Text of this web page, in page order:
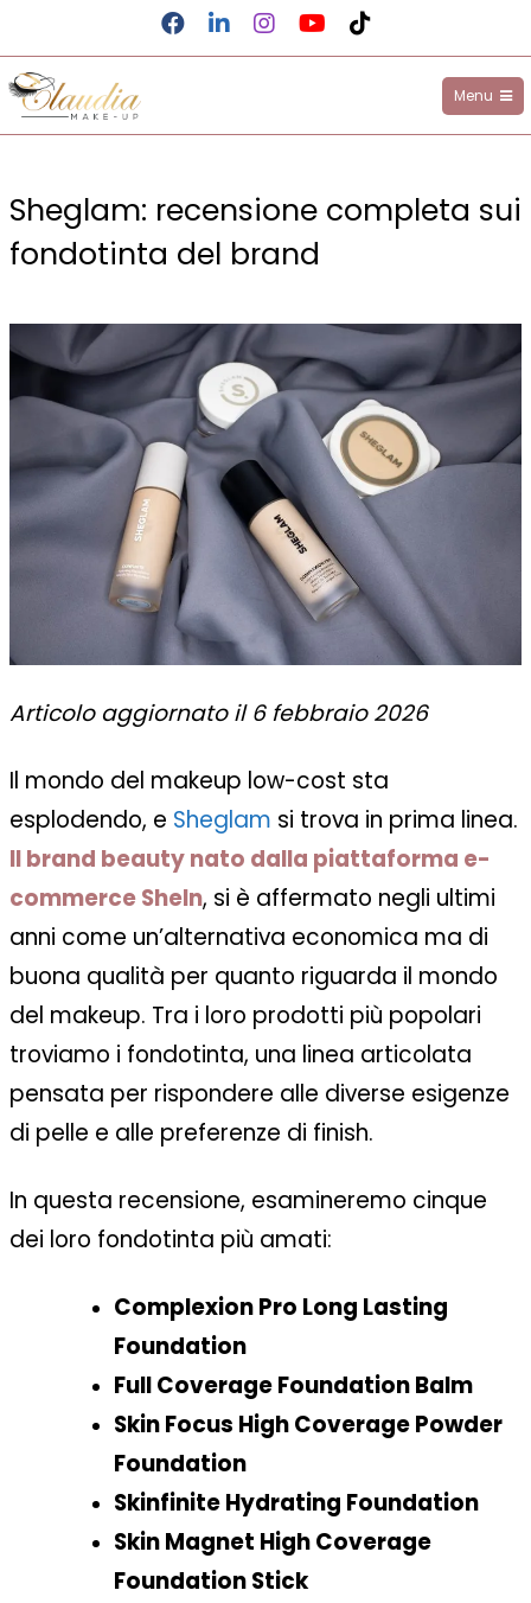
contenuto
Facebook
LinkedInInstagram
YouTubeTikTok
Claudia Make-up
Menu
Sheglam: recensione completa sui
fondotinta del brand
Articolo aggiornato il 6 febbraio 2026
Il mondo del makeup low-cost sta
esplodendo, e Sheglam si trova in prima linea.
Il brand beauty nato dalla piattaforma e-
commerce SheIn, si è affermato negli ultimi
anni come un’alternativa economica ma di
buona qualità per quanto riguarda il mondo
del makeup. Tra i loro prodotti più popolari
troviamo i fondotinta, una linea articolata
pensata per rispondere alle diverse esigenze
di pelle e alle preferenze di finish.
In questa recensione, esamineremo cinque
dei loro fondotinta più amati:
Complexion Pro Long Lasting
Foundation
Full Coverage Foundation Balm
Skin Focus High Coverage Powder
Foundation
Skinfinite Hydrating Foundation
Skin Magnet High Coverage
Foundation Stick